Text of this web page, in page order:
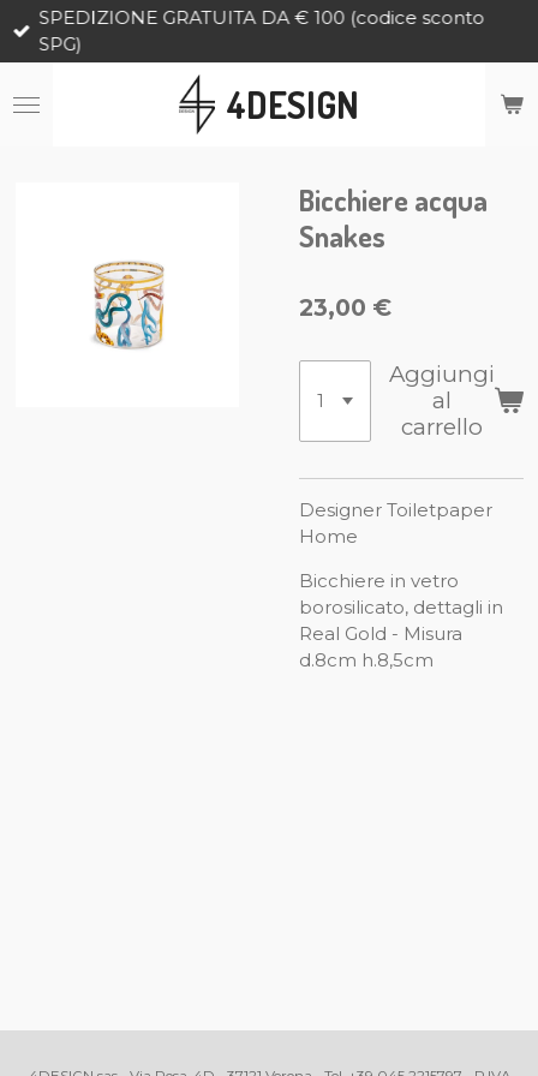
Vai
principale
4DESIGN
SPEDIZIONE GRATUITA DA € 100 (codice sconto
SPG)
Bicchiere acqua
Snakes
23,00 €
Aggiungi
al
carrello
Designer Toiletpaper
Home
Bicchiere in vetro
borosilicato, dettagli in
Real Gold - Misura
d.8cm h.8,5cm